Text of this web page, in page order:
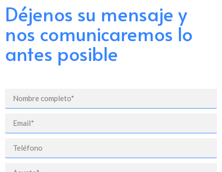
Déjenos su mensaje y
nos comunicaremos lo
antes posible